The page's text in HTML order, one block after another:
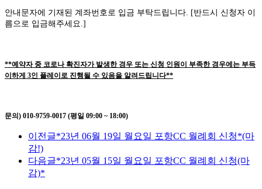
안내문자에 기재된 계좌번호로 입금 부탁드립니다. [반드시 신청자 이
름으로 입금해주세요.]
**예약자 중 코로나 확진자가 발생한 경우 또는 신청 인원이 부족한 경우에는 부득
이하게 3인 플레이로 진행될 수 있음을 알려드립니다**
문의) 010-9759-0017 (평일 09:00 ~ 18:00)
이전글*23년 06월 19일 월요일 포항CC 월례회 신청*(마
감!)
다음글*23년 05월 15일 월요일 포항CC 월례회 신청(마
감)*